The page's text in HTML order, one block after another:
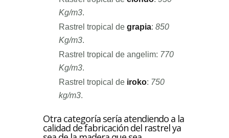
Kg/m3.
Rastrel tropical de grapia: 850
Kg/m3.
Rastrel tropical de angelim: 770
Kg/m3.
Rastrel tropical de iroko: 750
kg/m3.
Otra categoría sería atendiendo a la
calidad de fabricación del rastrel ya